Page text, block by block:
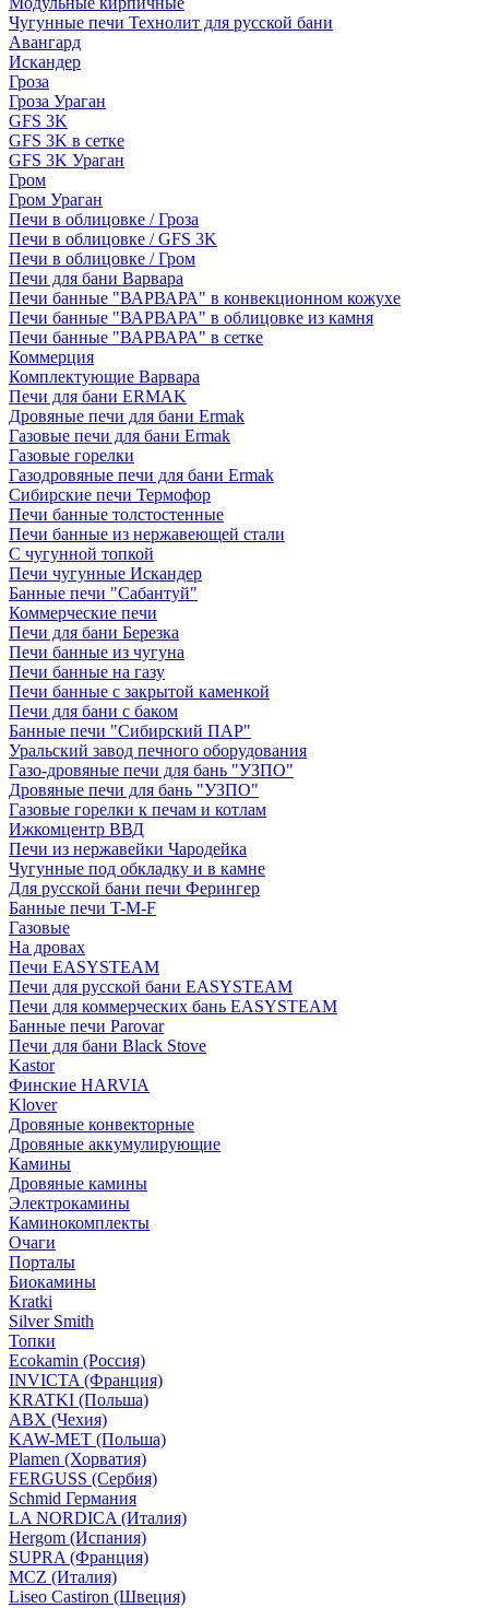
Чугунные печи Технолит для русской бани
Авангард
Искандер
Гроза
Гроза Ураган
GFS 3K
GFS 3K в сетке
GFS 3K Ураган
Гром
Гром Ураган
Печи в облицовке / Гроза
Печи в облицовке / GFS 3K
Печи в облицовке / Гром
Печи для бани Варвара
Печи банные "ВАРВАРА" в конвекционном кожухе
Печи банные "ВАРВАРА" в облицовке из камня
Печи банные "ВАРВАРА" в сетке
Коммерция
Комплектующие Варвара
Печи для бани ERMAK
Дровяные печи для бани Ermak
Газовые печи для бани Ermak
Газовые горелки
Газодровяные печи для бани Ermak
Сибирские печи Термофор
Печи банные толстостенные
Печи банные из нержавеющей стали
С чугунной топкой
Печи чугунные Искандер
Банные печи "Сабантуй"
Коммерческие печи
Печи для бани Березка
Печи банные из чугуна
Печи банные на газу
Печи банные с закрытой каменкой
Печи для бани с баком
Банные печи "Сибирский ПАР"
Уральский завод печного оборудования
Газо-дровяные печи для бань "УЗПО"
Дровяные печи для бань "УЗПО"
Газовые горелки к печам и котлам
Ижкомцентр ВВД
Печи из нержавейки Чародейка
Чугунные под обкладку и в камне
Для русской бани печи Ферингер
Банные печи T-M-F
Газовые
На дровах
Печи EASYSTEAM
Печи для русской бани EASYSTEAM
Печи для коммерческих бань EASYSTEAM
Банные печи Parovar
Печи для бани Black Stove
Kastor
Финские HARVIA
Klover
Дровяные конвекторные
Дровяные аккумулирующие
Камины
Дровяные камины
Электрокамины
Каминокомплекты
Очаги
Порталы
Биокамины
Kratki
Silver Smith
Топки
Ecokamin (Россия)
INVICTA (Франция)
KRATKI (Польша)
ABX (Чехия)
KAW-MET (Польша)
Plamen (Хорватия)
FERGUSS (Сербия)
Schmid Германия
LA NORDICA (Италия)
Hergom (Испания)
SUPRA (Франция)
MCZ (Италия)
Liseo Castiron (Швеция)